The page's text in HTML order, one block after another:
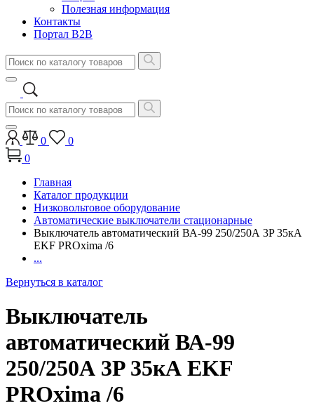
Полезная информация
Контакты
Портал B2B
0
0
0
Главная
Каталог продукции
Низковольтовое оборудование
Автоматические выключатели стационарные
Выключатель автоматический ВА-99 250/250А 3P 35кА
EKF PROxima /6
...
Вернуться в каталог
Выключатель
автоматический ВА-99
250/250А 3P 35кА EKF
PROxima /6